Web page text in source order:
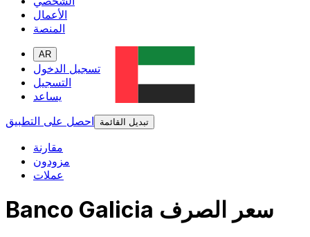
الأعمال
المنصة
AR
تسجيل الدخول
التسجيل
يساعد
احصل على التطبيق
تبديل القائمة
مقارنة
مزودون
عملات
Banco Galicia سعر الصرف